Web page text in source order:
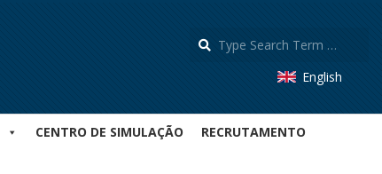
English
CENTRO DE SIMULAÇÃO RECRUTAMENTO